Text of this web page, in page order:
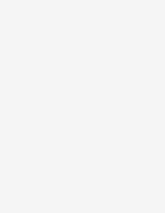
كلباء الاماراتية